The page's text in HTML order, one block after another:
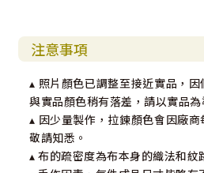
注意事項
▴ 照片顏色已調整至接近實品，
與實品顏色稍有落差，請以實品為
▴ 因少量製作，拉鍊顏色會因廠商
敬請知悉。
▴ 布的疏密度為布本身的織法和紋